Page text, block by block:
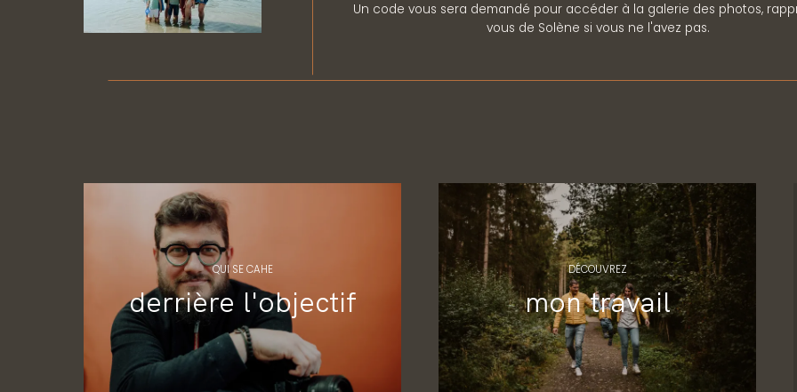
Un code vous sera demandé pour accéder à la galerie des photos,
vous de Solène si vous ne l'avez pas.
DÉCOUVREZ
QUI SE CAHE
mon travail
derrière l'objectif